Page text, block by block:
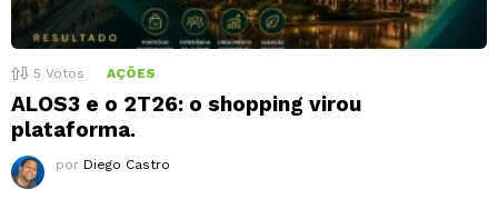
5 Votos AÇÕES
ALOS3 e o 2T26: o shopping virou
plataforma.
por Diego Castro